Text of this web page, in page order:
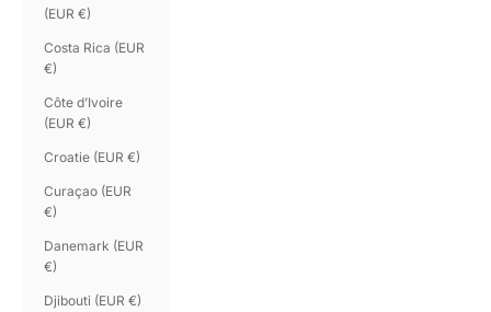
(EUR €)
Costa Rica (EUR
€)
Côte d’Ivoire
(EUR €)
Croatie (EUR €)
Curaçao (EUR
€)
Danemark (EUR
€)
Djibouti (EUR €)